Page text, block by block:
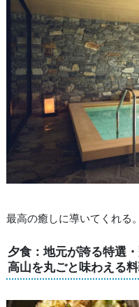
最高の癒しに導いてくれる。
夕食：地元が誇る特選
高山を丸ごと味わえる